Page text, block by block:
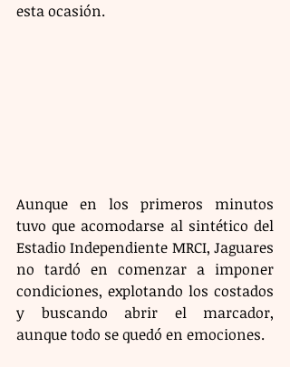
esta ocasión.
Aunque en los primeros minutos
tuvo que acomodarse al sintético del
Estadio Independiente MRCI, Jaguares
no tardó en comenzar a imponer
condiciones, explotando los costados
y buscando abrir el marcador,
aunque todo se quedó en emociones.